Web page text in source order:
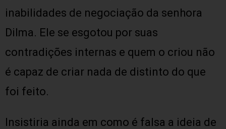
inabilidades de negociação da senhora
Dilma. Ele se esgotou por suas
contradições internas e quem o criou não
é capaz de criar nada de distinto do que
foi feito.
Insistiria ainda em como é falsa a ideia de